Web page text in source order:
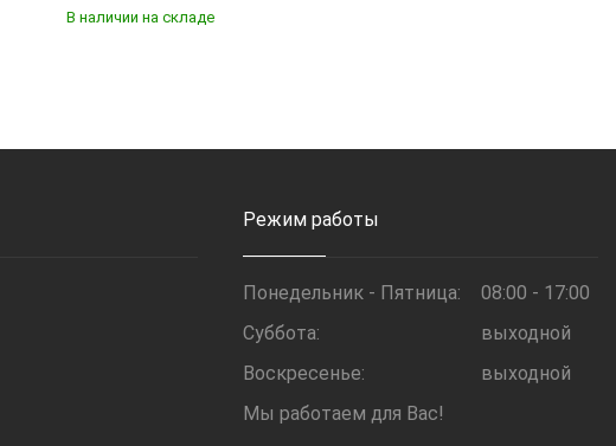
В наличии на складе
Режим работы
Понедельник - Пятница:
08:00 - 17:00
Суббота:
выходной
Воскресенье:
выходной
Мы работаем для Вас!